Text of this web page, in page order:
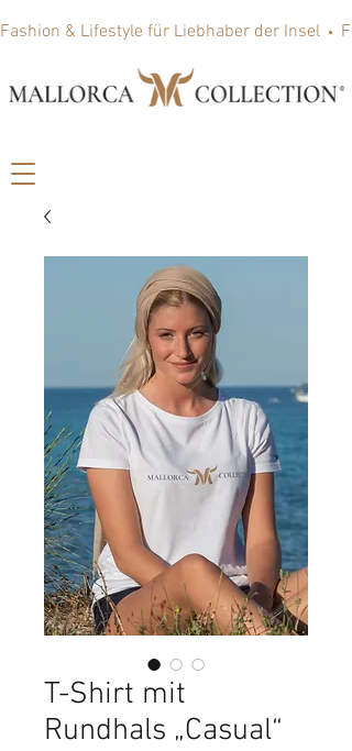
Fashion & Lifestyle für Liebhaber der Insel
T-Shirt mit
Rundhals „Casual“